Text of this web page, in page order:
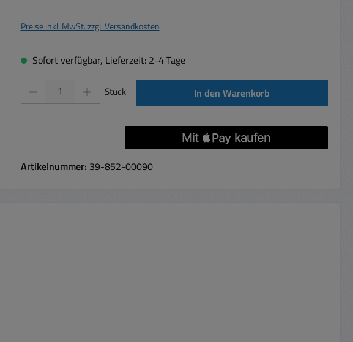
Preise inkl. MwSt. zzgl. Versandkosten
Sofort verfügbar, Lieferzeit: 2-4 Tage
Produkt Anzahl: Gib den gewünschten Wert ein oder benutze die Schaltflächen um die
Stück In den Warenkorb
Artikelnummer: 39-852-00090